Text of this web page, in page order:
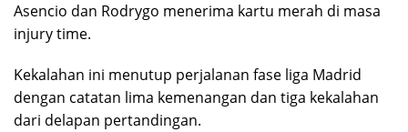
Asencio dan Rodrygo menerima kartu merah di masa
injury time.
Kekalahan ini menutup perjalanan fase liga Madrid
dengan catatan lima kemenangan dan tiga kekalahan
dari delapan pertandingan.